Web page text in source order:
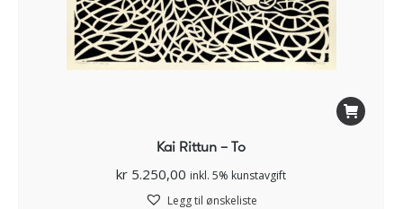
Kai Rittun – To
kr 5.250,00 inkl. 5% kunstavgift
Legg til ønskeliste